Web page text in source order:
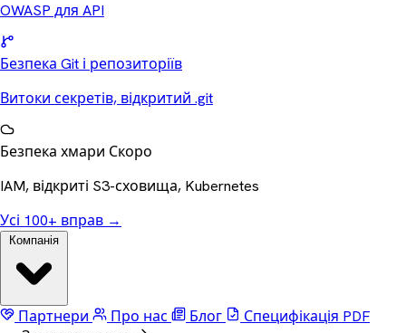
OWASP для API
Безпека Git і репозиторіїв
Витоки секретів, відкритий .git
Безпека хмари Скоро
IAM, відкриті S3-сховища, Kubernetes
Усі 100+ вправ →
Партнери Про нас Блог Специфікація PDF